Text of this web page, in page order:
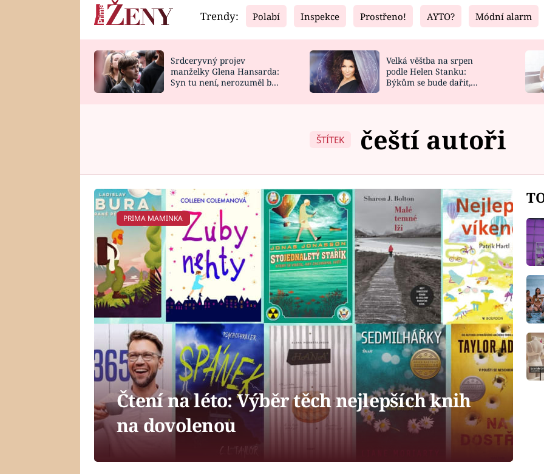
Horoskopy
HOROSKOP NA
Video
CELEBRITY
VAŘENÍ
Fresh
NOVINKY
VIDEORECEPTY
Living
DESIGN
Trendy: Polabí Inspekce Prostřeno! AYTO? Módní alarm
Srdceryvný projev
manželky Glena Hansarda:
Syn tu není, nerozuměl by
Velká věštba na srpen
podle Helen Stanku:
Býkům se bude dařit,
ŠTÍTEK čeští autoři
PRIMA MAMINKA
Čtení na léto: Výběr těch nejlepších knih
na dovolenou